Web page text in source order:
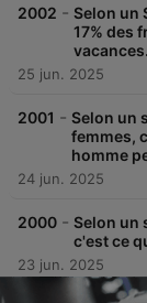
2002 - Selon un
17% des
25 jun. 2025
2001 - Selon un
femmes,
homme
24 jun. 2025
2000 - Selon un
c'est ce
23 jun. 2025